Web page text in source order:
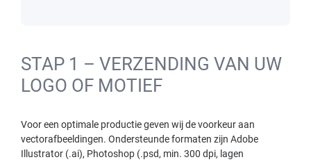
STAP 1 – VERZENDING VAN UW
LOGO OF MOTIEF
Voor een optimale productie geven wij de voorkeur aan
vectorafbeeldingen. Ondersteunde formaten zijn Adobe
Illustrator (.ai), Photoshop (.psd, min. 300 dpi, lagen